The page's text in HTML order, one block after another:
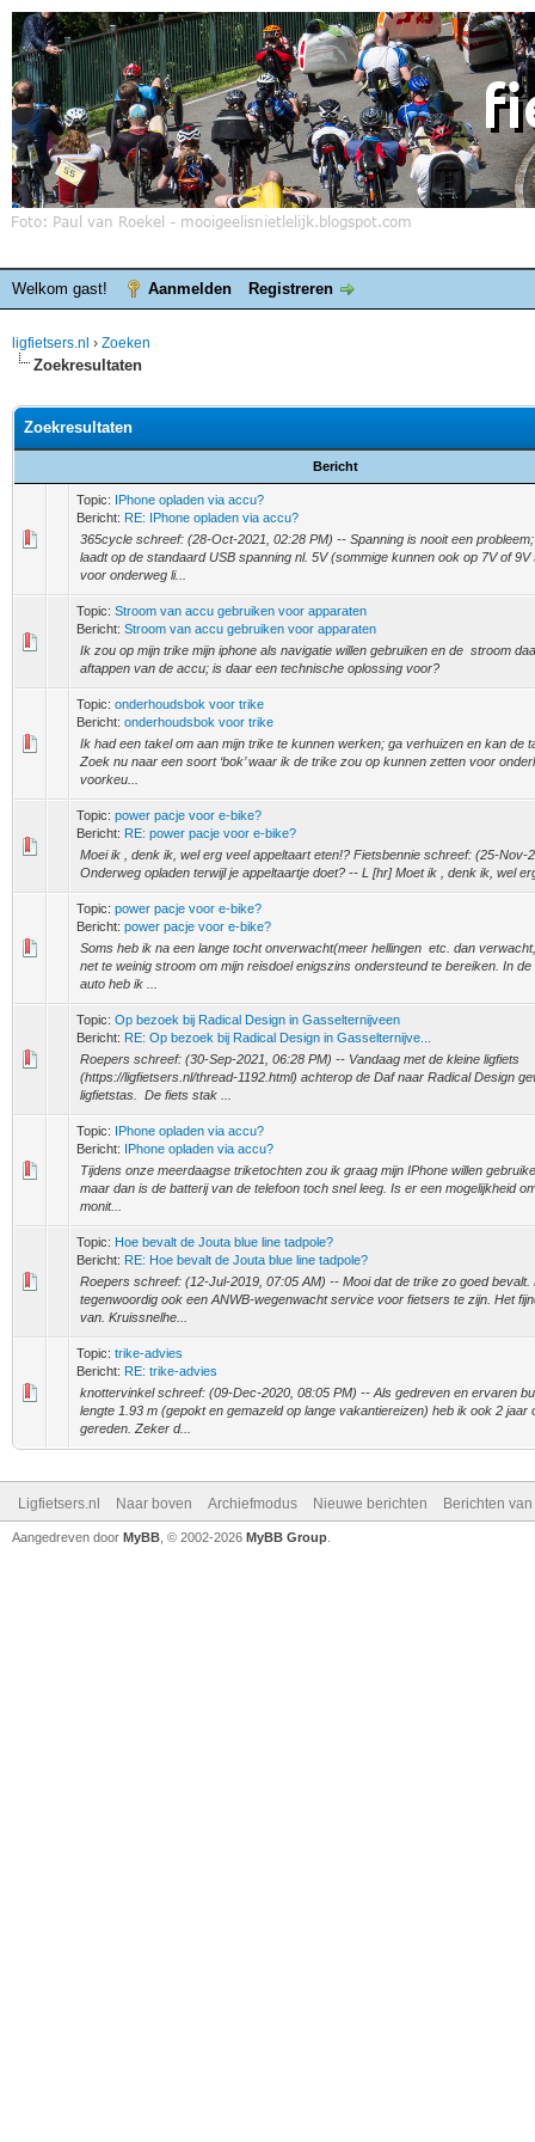
Welkom gast! Aanmelden Registreren
ligfietsers.nl › Zoeken
Zoekresultaten
Zoekresultaten
Bericht
Topic: IPhone opladen via accu?
Bericht: RE: IPhone opladen via accu?
365cycle schreef: (28-Oct-2021, 02:28 PM) -- Spanning is nooit een
laadt op de standaard USB spanning nl. 5V (sommige kunnen ook op 7V of 9V
voor onderweg li...
Topic: Stroom van accu gebruiken voor apparaten
Bericht: Stroom van accu gebruiken voor apparaten
Ik zou op mijn trike mijn iphone als navigatie willen gebruiken en de stroom
aftappen van de accu; is daar een technische oplossing voor?
Topic: onderhoudsbok voor trike
Bericht: onderhoudsbok voor trike
Ik had een takel om aan mijn trike te kunnen werken; ga verhuizen en kan de
Zoek nu naar een soort ‘bok’ waar ik de trike zou op kunnen zetten voor
voorkeu...
Topic: power pacje voor e-bike?
Bericht: RE: power pacje voor e-bike?
Moei ik , denk ik, wel erg veel appeltaart eten!? Fietsbennie schreef: (25-Nov-
Onderweg opladen terwijl je appeltaartje doet? -- L [hr] Moet ik , denk ik, wel
Topic: power pacje voor e-bike?
Bericht: power pacje voor e-bike?
Soms heb ik na een lange tocht onverwacht(meer hellingen etc. dan
net te weinig stroom om mijn reisdoel enigszins ondersteund te bereiken. In
auto heb ik ...
Topic: Op bezoek bij Radical Design in Gasselternijveen
Bericht: RE: Op bezoek bij Radical Design in Gasselternijve...
Roepers schreef: (30-Sep-2021, 06:28 PM) -- Vandaag met de kleine ligfiets
(https://ligfietsers.nl/thread-1192.html) achterop de Daf naar Radical Design
ligfietstas. De fiets stak ...
Topic: IPhone opladen via accu?
Bericht: IPhone opladen via accu?
Tijdens onze meerdaagse triketochten zou ik graag mijn IPhone willen
maar dan is de batterij van de telefoon toch snel leeg. Is er een mogelijkheid
monit...
Topic: Hoe bevalt de Jouta blue line tadpole?
Bericht: RE: Hoe bevalt de Jouta blue line tadpole?
Roepers schreef: (12-Jul-2019, 07:05 AM) -- Mooi dat de trike zo goed bevalt.
tegenwoordig ook een ANWB-wegenwacht service voor fietsers te zijn. Het
van. Kruissnelhe...
Topic: trike-advies
Bericht: RE: trike-advies
knottervinkel schreef: (09-Dec-2020, 08:05 PM) -- Als gedreven en ervaren
lengte 1.93 m (gepokt en gemazeld op lange vakantiereizen) heb ik ook 2 jaar
gereden. Zeker d...
Ligfietsers.nl Naar boven Archiefmodus Nieuwe berichten Berichten
Aangedreven door MyBB , © 2002-2026 MyBB Group